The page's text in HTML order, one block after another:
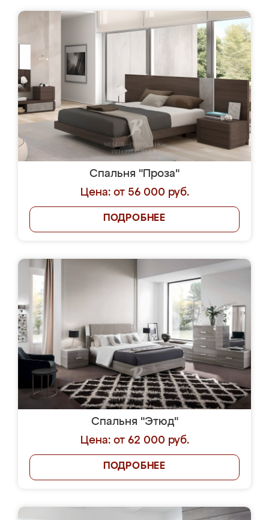
Спальня "Проза"
Цена: от 56 000 руб.
ПОДРОБНЕЕ
Спальня "Этюд"
Цена: от 62 000 руб.
ПОДРОБНЕЕ